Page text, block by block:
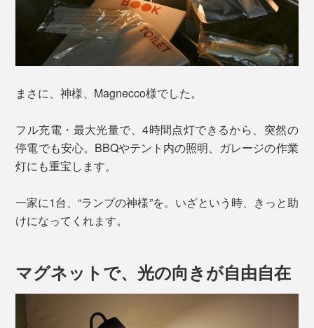
まさに、神様、Magnecco様でした。
フル充電・最大光量で、4時間点灯できるから、突然の
停電でも安心。BBQやテント内の照明、ガレージの作業
灯にも重宝します。
一家に1台、“ランプの神様”を。いざという時、きっと助
けになってくれます。
マグネットで、光の向きが自由自在